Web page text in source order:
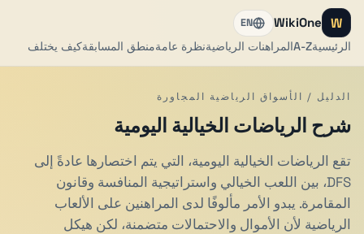
W
WikiOne
الرئيسيةA-Zالمراهنات الرياضيةنظرة عامةمنطق المسابقةكيف يختلف
EN
الدليل / الأسواق الرياضية المجاورة
شرح الرياضات الخيالية اليومية
تقع الرياضات الخيالية اليومية، التي يتم اختصارها عادةً إلى
DFS، بين اللعب الخيالي واستراتيجية المنافسة وقانون
المقامرة. يبدو الأمر مألوفًا لدى المراهنين على الألعاب
الرياضية لأن الأموال والاحتمالات متضمنة، لكن هيكل